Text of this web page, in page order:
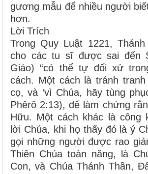
gương mẫu để nhiều người
hơn.
Lời Trích
Trong Quy Luật 1221,
cho các tu sĩ được sai đến
Giáo) “có thể tự đối xử
cách. Một cách là tránh
cọ, và ‘vì Chúa, hãy tùng
Phêrô 2:13), để làm chứng
Hữu. Một cách khác là công
lời Chúa, khi họ thấy đó là ý
gọi những người được rao
Thiên Chúa toàn năng, là
Con, và Chúa Thánh Thần,